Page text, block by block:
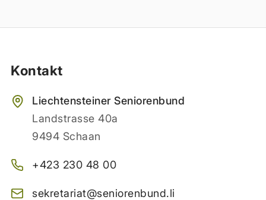
Kontakt
Liechtensteiner Seniorenbund
Landstrasse 40a
9494 Schaan
+423 230 48 00
sekretariat@seniorenbund.li